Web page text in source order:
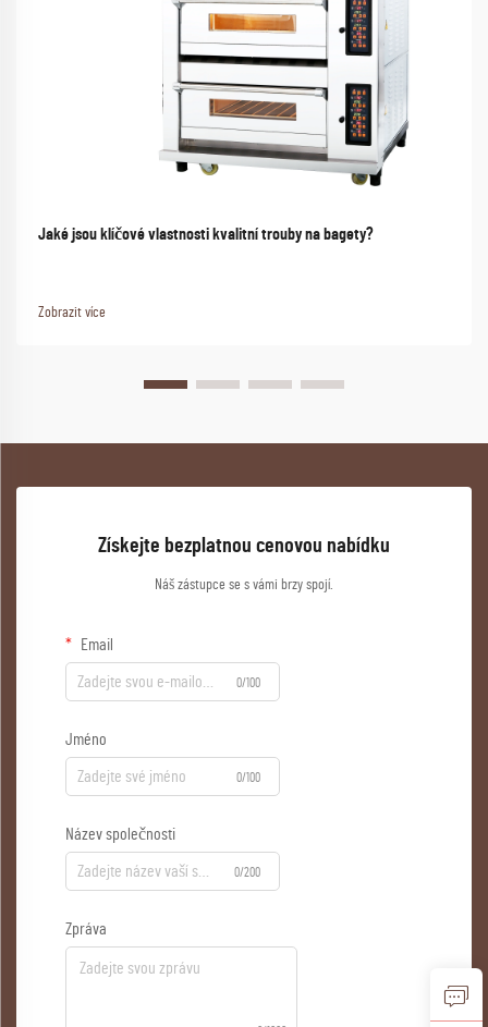
Jaké jsou klíčové vlastnosti kvalitní trouby na bagety?
Zobrazit více
Získejte bezplatnou cenovou nabídku
Náš zástupce se s vámi brzy spojí.
Email
0/100
Jméno
0/100
Název společnosti
0/200
Zpráva